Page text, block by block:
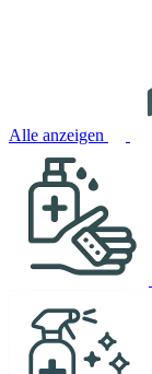
Alle anzeigen